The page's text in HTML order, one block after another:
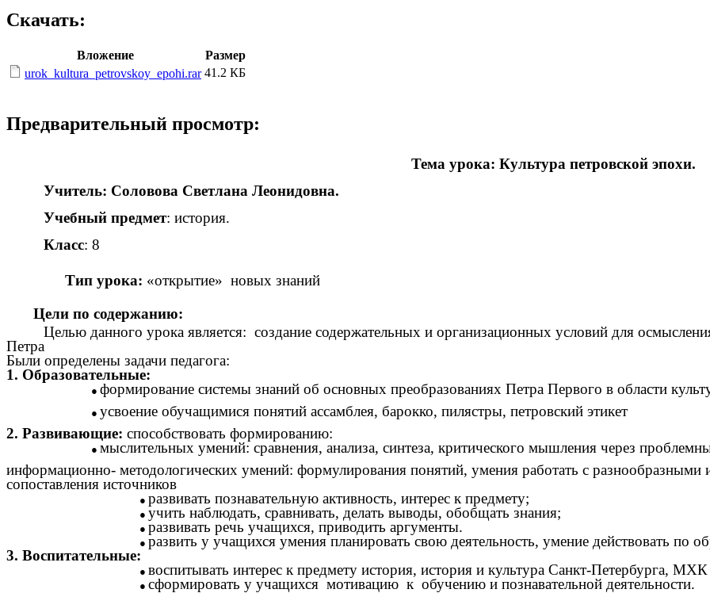
Скачать:
Вложение
Размер
urok_kultura_petrovskoy_epohi.rar 41.2 КБ
Предварительный просмотр:
Тема урока: Культура петровской эпохи.
Учитель: Соловова Светлана Леонидовна.
Учебный предмет: история.
Класс: 8
Тип урока: «открытие» новых знаний
Цели по содержанию:
Целью данного урока является: создание содержательных и организационных условий для
Петра
Были определены задачи педагога:
1. Образовательные:
формирование системы знаний об основных преобразованиях Петра Первого в области
усвоение обучащимися понятий ассамблея, барокко, пилястры, петровский этикет
2. Развивающие: способствовать формированию:
мыслительных умений: сравнения, анализа, синтеза, критического мышления через
информационно- методологических умений: формулирования понятий, умения работать с разнообразными
сопоставления источников
развивать познавательную активность, интерес к предмету;
учить наблюдать, сравнивать, делать выводы, обобщать знания;
развивать речь учащихся, приводить аргументы.
развить у учащихся умения планировать свою деятельность, умение действовать по
3. Воспитательные:
воспитывать интерес к предмету история, история и культура Санкт-Петербурга, МХК
сформировать у учащихся мотивацию к обучению и познавательной деятельности.